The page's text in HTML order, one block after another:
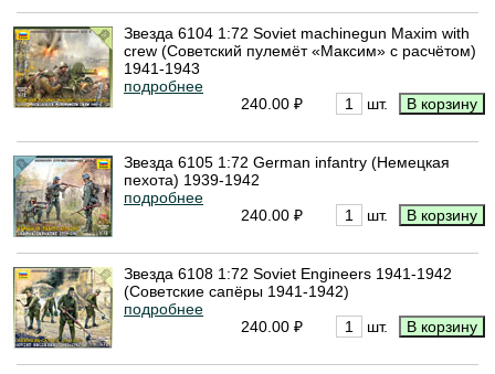
Звезда 6104 1:72 Soviet machinegun Maxim with
crew (Советский пулемёт «Максим» с расчётом)
1941-1943
подробнее
240.00 ₽
шт.
Звезда 6105 1:72 German infantry (Немецкая
пехота) 1939-1942
подробнее
240.00 ₽
шт.
Звезда 6108 1:72 Soviet Engineers 1941-1942
(Советские сапёры 1941-1942)
подробнее
240.00 ₽
шт.